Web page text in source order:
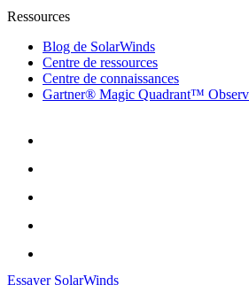
Ressources
Blog de SolarWinds
Centre de ressources
Centre de connaissances
Gartner® Magic Quadrant™
Essayer SolarWinds